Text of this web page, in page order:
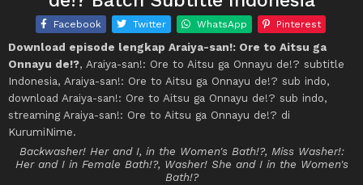
Facebook Twitter WhatsApp Pinterest
Download episode lengkap Araiya-san!: Ore to Aitsu ga
Onnayu de!?, Araiya-san!: Ore to Aitsu ga Onnayu de!? subtitle
Indonesia, Araiya-san!: Ore to Aitsu ga Onnayu de!? sub indo,
download Araiya-san!: Ore to Aitsu ga Onnayu de!? sub indo,
streaming Araiya-san!: Ore to Aitsu ga Onnayu de!? di
KurumiNime.
Backwasher! Her and I, in the Women's Bath!?, Miss Washer!:
Her and I in Female Bath!?, Washer! She and I in the Women's
Bath!?